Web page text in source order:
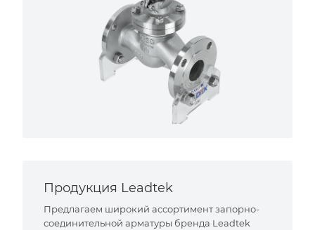
Продукция Leadtek
Предлагаем широкий ассортимент запорно-
соединительной арматуры бренда Leadtek